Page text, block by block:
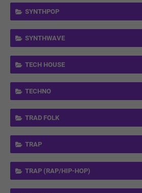
SYNTHPOP
SYNTHWAVE
TECH HOUSE
TECHNO
TRAD FOLK
TRAP
TRAP (RAP/HIP-HOP)